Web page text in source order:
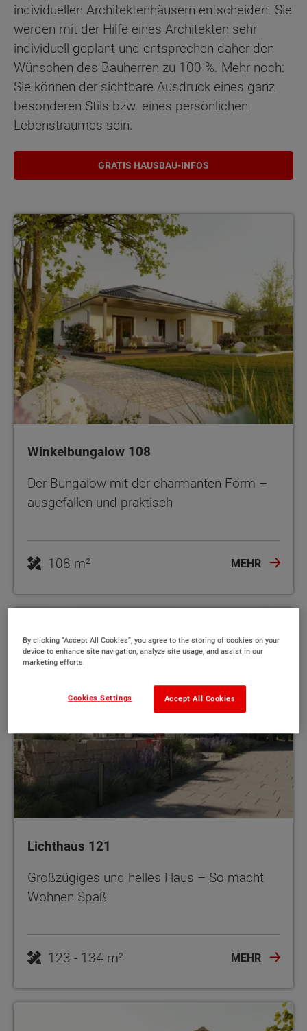
individuellen Architektenhäusern entscheiden. Sie
werden mit der Hilfe eines Architekten sehr
individuell geplant und entsprechen daher den
Wünschen des Bauherren zu 100 %. Mehr noch:
Sie können der sichtbare Ausdruck eines ganz
besonderen Stils bzw. eines persönlichen
Lebenstraumes sein.
GRATIS HAUSBAU-INFOS
Winkelbungalow 108
Der Bungalow mit der charmanten Form –
ausgefallen und praktisch
108 m² MEHR
Lichthaus 121
Großzügiges und helles Haus – So macht
Wohnen Spaß
123 - 134 m² MEHR
By clicking “Accept All Cookies”, you agree to the storing of cookies on your
device to enhance site navigation, analyze site usage, and assist in our
marketing efforts.
Accept All Cookies
Cookies Settings